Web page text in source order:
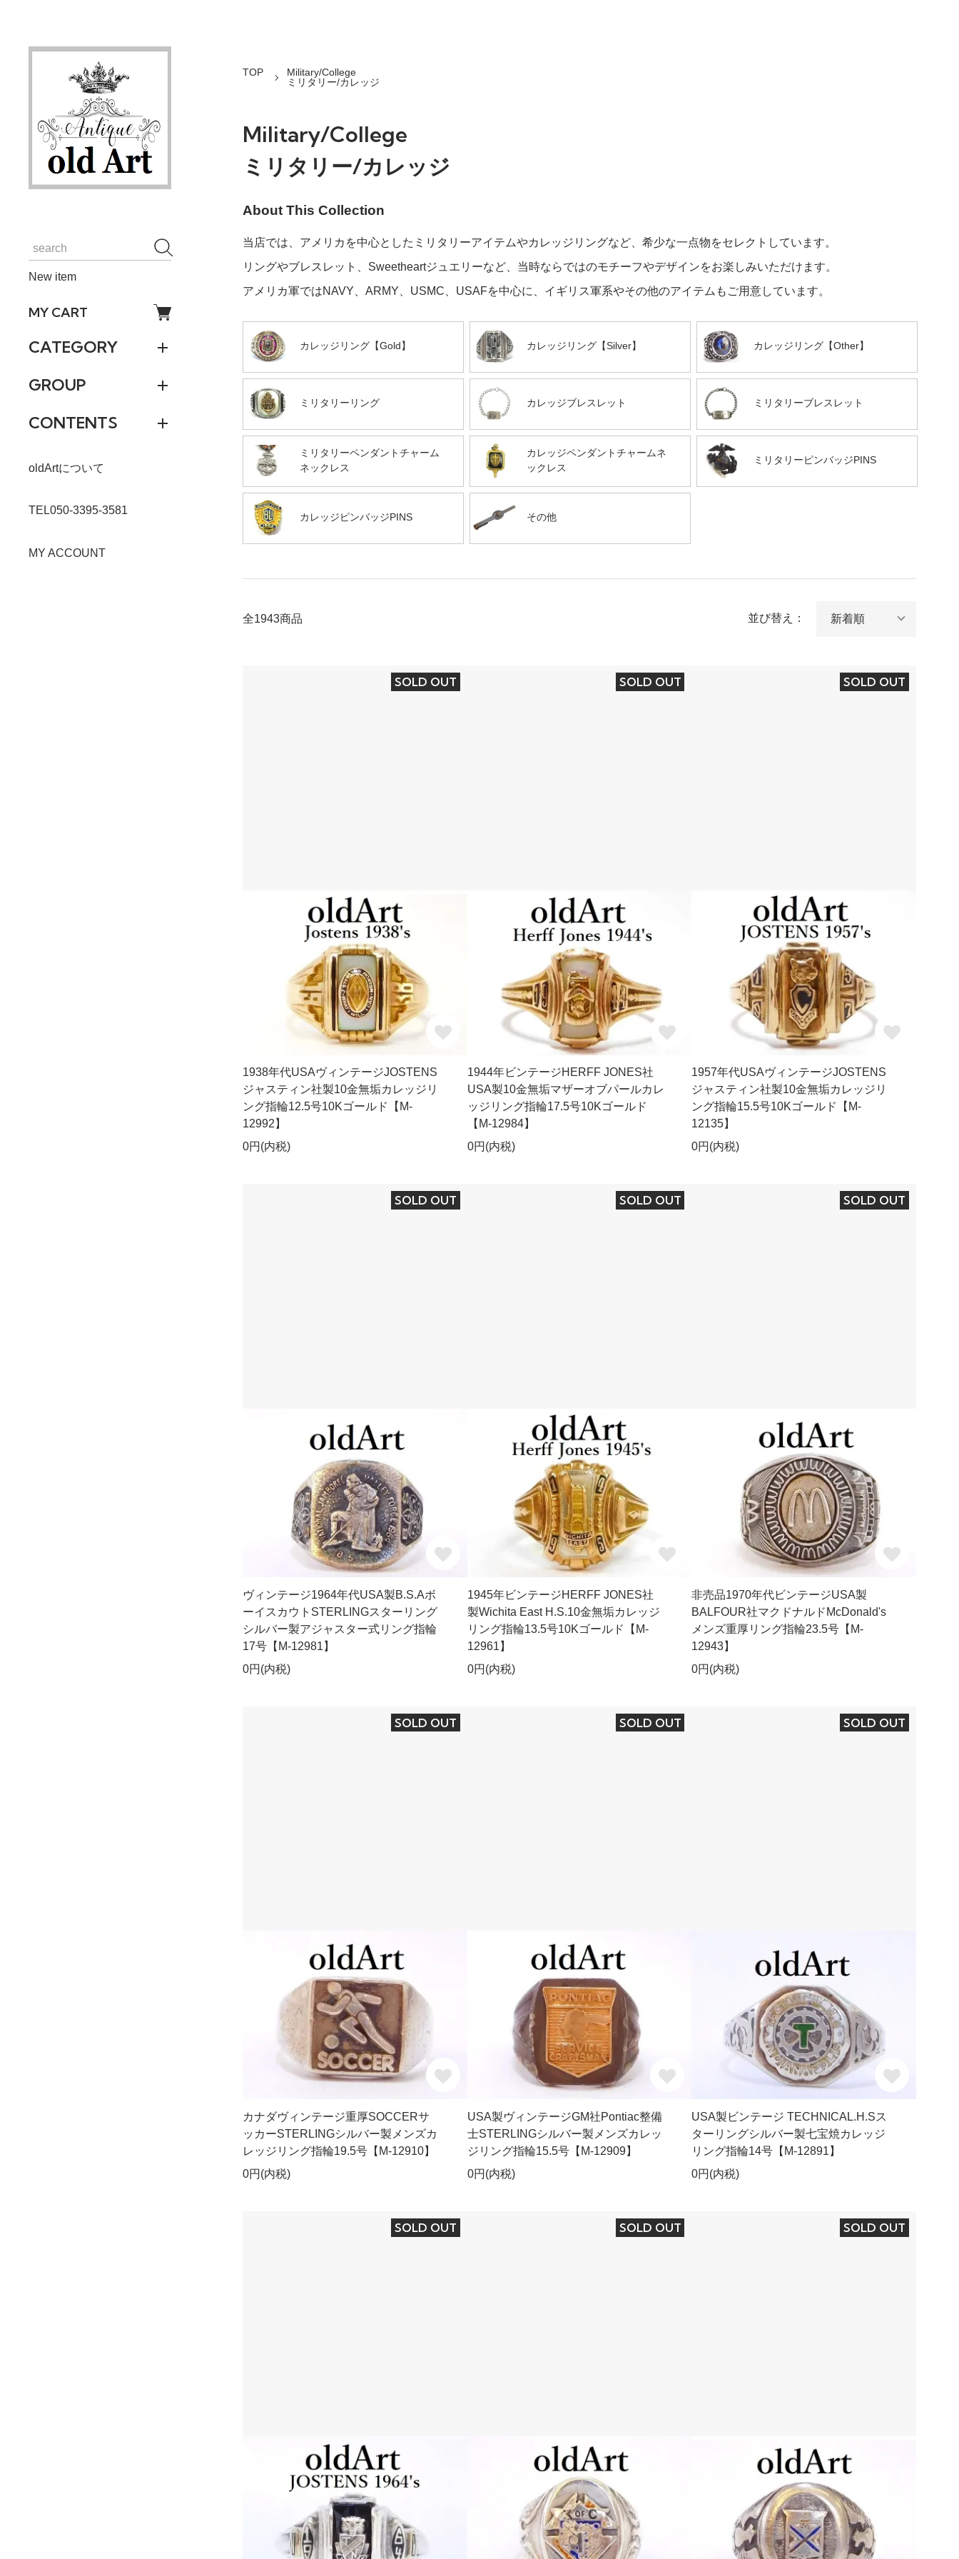
New item
MY CART
CATEGORY
GROUP
CONTENTS
oldArtについて
TEL050-3395-3581
MY ACCOUNT
TOP
Military/College
ミリタリー/カレッジ
Military/College
ミリタリー/カレッジ
About This Collection
当店では、アメリカを中心としたミリタリーアイテムやカレッジリングなど、希少な一点物をセレクトしています。
リングやブレスレット、Sweetheartジュエリーなど、当時ならではのモチーフやデザインをお楽しみいただけます。
アメリカ軍ではNAVY、ARMY、USMC、USAFを中心に、イギリス軍系やその他のアイテムもご用意しています。
カレッジリング【Gold】 カレッジリング【Silver】 カレッジリング【Other】
ミリタリーリング カレッジブレスレット ミリタリーブレスレット
ミリタリーペンダントチャーム
ネックレス
カレッジペンダントチャームネ
ックレス
ミリタリーピンバッジPINS
カレッジピンバッジPINS その他
全1943商品 並び替え：
SOLD OUT
1938年代USAヴィンテージJOSTENS
ジャスティン社製10金無垢カレッジリ
ング指輪12.5号10Kゴールド【M-
12992】
0円(内税)
SOLD OUT
1944年ビンテージHERFF JONES社
USA製10金無垢マザーオブパールカレ
ッジリング指輪17.5号10Kゴールド
【M-12984】
0円(内税)
SOLD OUT
1957年代USAヴィンテージJOSTENS
ジャスティン社製10金無垢カレッジリ
ング指輪15.5号10Kゴールド【M-
12135】
0円(内税)
SOLD OUT
ヴィンテージ1964年代USA製B.S.Aボ
ーイスカウトSTERLINGスターリング
シルバー製アジャスター式リング指輪
17号【M-12981】
0円(内税)
SOLD OUT
1945年ビンテージHERFF JONES社
製Wichita East H.S.10金無垢カレッジ
リング指輪13.5号10Kゴールド【M-
12961】
0円(内税)
SOLD OUT
非売品1970年代ビンテージUSA製
BALFOUR社マクドナルドMcDonald's
メンズ重厚リング指輪23.5号【M-
12943】
0円(内税)
SOLD OUT
カナダヴィンテージ重厚SOCCERサ
ッカーSTERLINGシルバー製メンズカ
レッジリング指輪19.5号【M-12910】
0円(内税)
SOLD OUT
USA製ヴィンテージGM社Pontiac整備
士STERLINGシルバー製メンズカレッ
ジリング指輪15.5号【M-12909】
0円(内税)
SOLD OUT
USA製ビンテージ TECHNICAL.H.Sス
ターリングシルバー製七宝焼カレッジ
リング指輪14号【M-12891】
0円(内税)
SOLD OUT SOLD OUT SOLD OUT